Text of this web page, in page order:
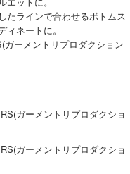
たラインで合わせるボトムス
ネートに。
ガーメントリプロダクション